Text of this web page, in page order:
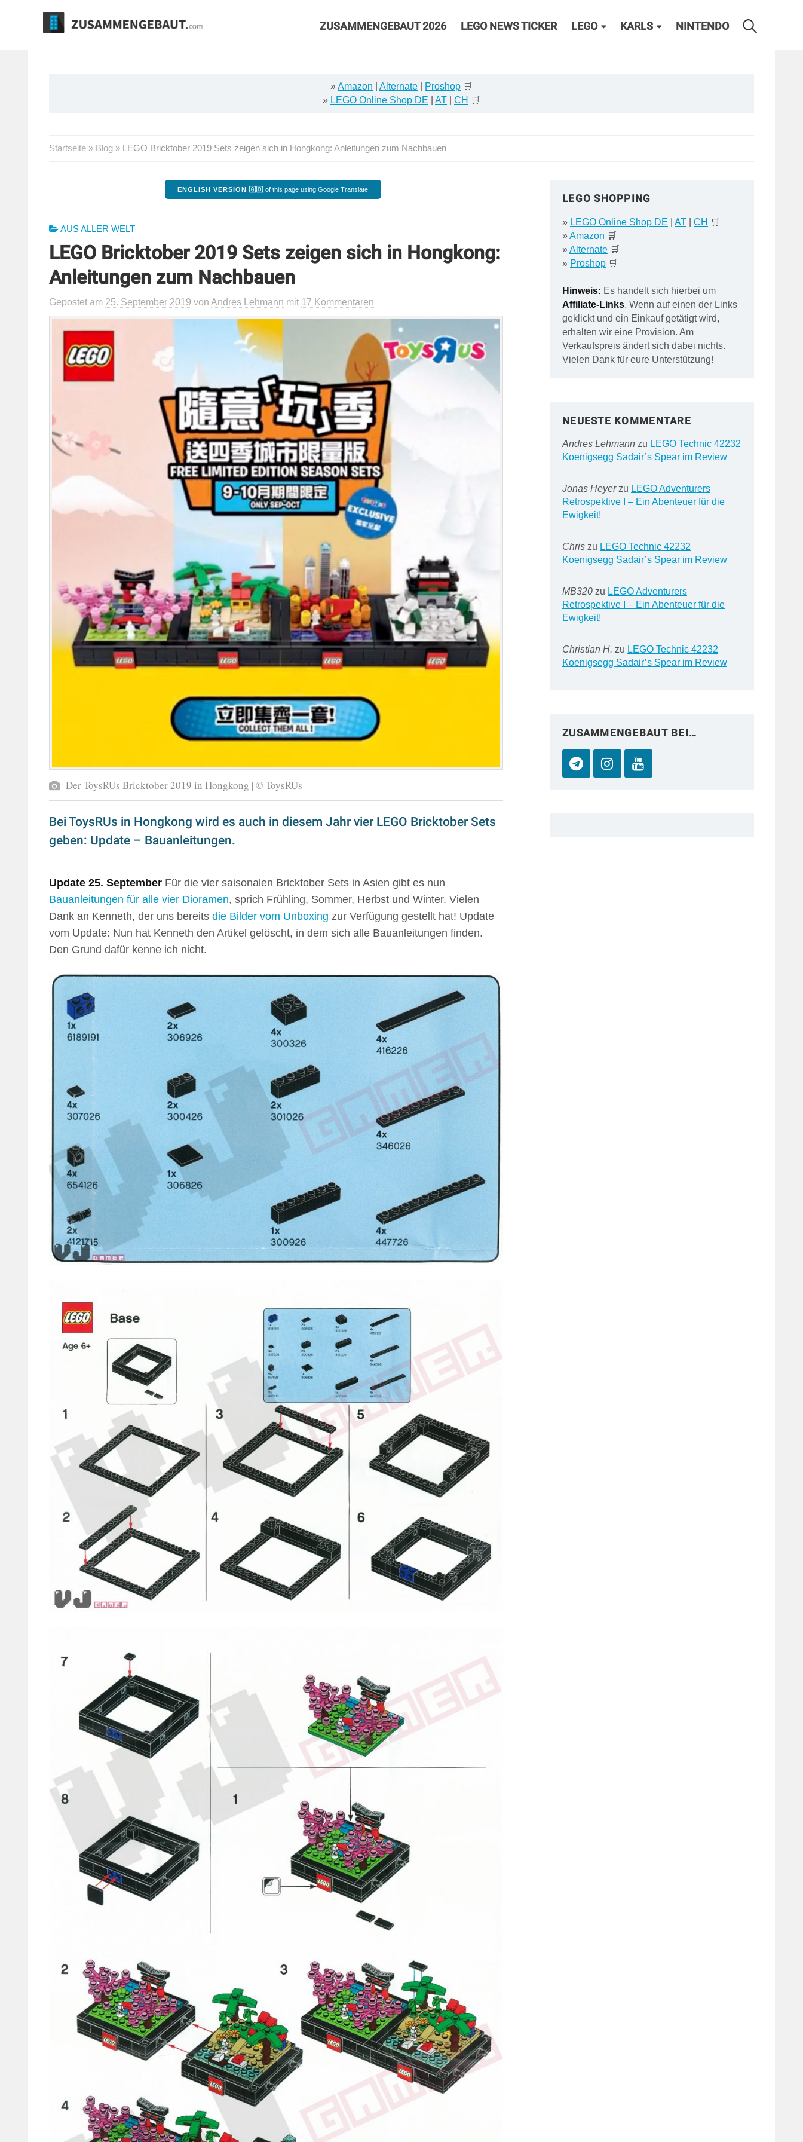
ZUSAMMENGEBAUT 2026 LEGO NEWS TICKER LEGO KARLS NINTENDO
»Amazon Alternate Proshop 🛒
» LEGO Online Shop DE AT CH 🛒
Startseite » Blog » LEGO Bricktober 2019 Sets zeigen sich in Hongkong: Anleitungen zum Nachbauen
ENGLISH VERSION 🇬🇧 of this page using Google Translate
AUS ALLER WELT
LEGO Bricktober 2019 Sets zeigen sich in Hongkong:
Anleitungen zum Nachbauen
Gepostet am 25. September 2019 von Andres Lehmann mit 17 Kommentaren
Der ToysRUs Bricktober 2019 in Hongkong | © ToysRUs
Bei ToysRUs in Hongkong wird es auch in diesem Jahr vier LEGO Bricktober Sets
geben: Update – Bauanleitungen.
Update 25. September Für die vier saisonalen Bricktober Sets in Asien gibt es nun
Bauanleitungen für alle vier Dioramen, sprich Frühling, Sommer, Herbst und Winter. Vielen
Dank an Kenneth, der uns bereits die Bilder vom Unboxing zur Verfügung gestellt hat! Update
vom Update: Nun hat Kenneth den Artikel gelöscht, in dem sich alle Bauanleitungen finden.
Den Grund dafür kenne ich nicht.
LEGO SHOPPING
» LEGO Online Shop DE AT| CH 🛒
»Amazon 🛒
»Alternate🛒
» Proshop🛒
Hinweis: Es handelt sich hierbei um
Affiliate-Links. Wenn auf einen der Links
geklickt und ein Einkauf getätigt wird,
erhalten wir eine Provision. Am
Verkaufspreis ändert sich dabei nichts.
Vielen Dank für eure Unterstützung!
NEUESTE KOMMENTARE
Andres Lehmannzu LEGO Technic 42232
Koenigsegg Sadair’s Spear im Review
Jonas Heyerzu LEGO Adventurers
Retrospektive I – Ein Abenteuer für die
Ewigkeit!
Chriszu LEGO Technic 42232
Koenigsegg Sadair’s Spear im Review
MB320zu LEGO Adventurers
Retrospektive I – Ein Abenteuer für die
Ewigkeit!
Christian H. zu LEGO Technic 42232
Koenigsegg Sadair’s Spear im Review
ZUSAMMENGEBAUT BEI…